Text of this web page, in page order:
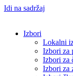
Idi na sadržaj
Izbori
Lokalni
Izbori za
Izbori za
Izbori za